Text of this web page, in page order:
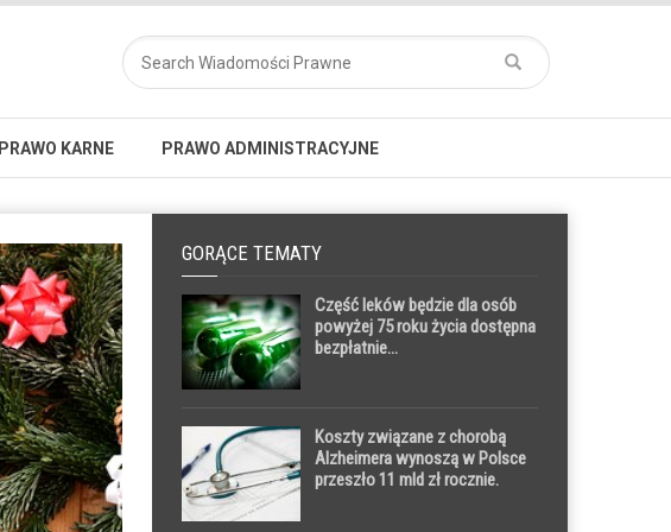
PRAWO KARNE PRAWO ADMINISTRACYJNE
GORĄCE TEMATY
Część leków będzie dla osób
powyżej 75 roku życia dostępna
bezpłatnie...
Koszty związane z chorobą
Alzheimera wynoszą w Polsce
przeszło 11 mld zł rocznie.